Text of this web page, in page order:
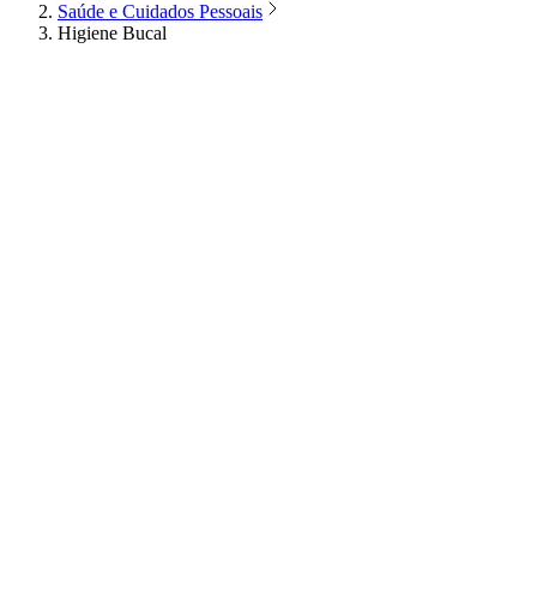
Saúde e Cuidados Pessoais
Higiene Bucal